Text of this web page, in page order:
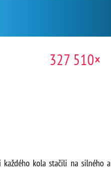
327 510×
každého kola stačili na silného a